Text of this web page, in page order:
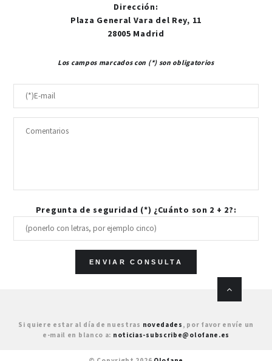
Dirección:
Plaza General Vara del Rey, 11
28005 Madrid
Los campos marcados con (*) son obligatorios
Pregunta de seguridad (*) ¿Cuánto son 2 + 2?:
Si quiere estar al día de nuestras novedades , por favor envíe un
e-mail en blanco a: noticias-subscribe@olofane.es